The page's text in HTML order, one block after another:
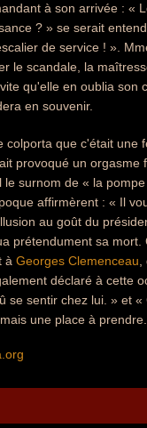
à son arrivée : «
? » se serait
de service ! ».
le scandale, la
qu'elle en oublia son
en souvenir.
colporta que c'était une
provoqué un orgasme
le surnom de « la
affirmèrent : « Il
au goût du
prétendument sa mort.
à Georges Clemenceau
déclaré à cette
se sentir chez lui. » et «
une place à prendre.